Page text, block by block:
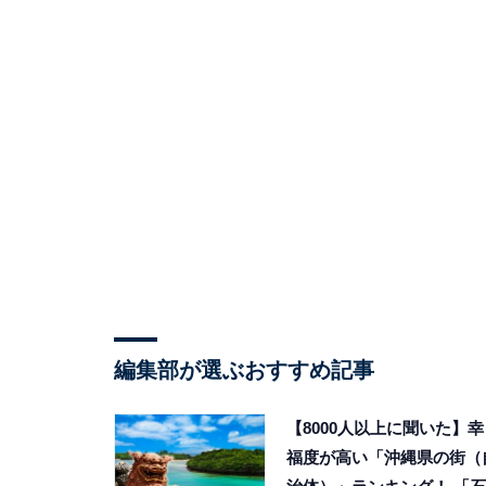
編集部が選ぶおすすめ記事
【8000人以上に聞いた】幸
福度が高い「沖縄県の街（